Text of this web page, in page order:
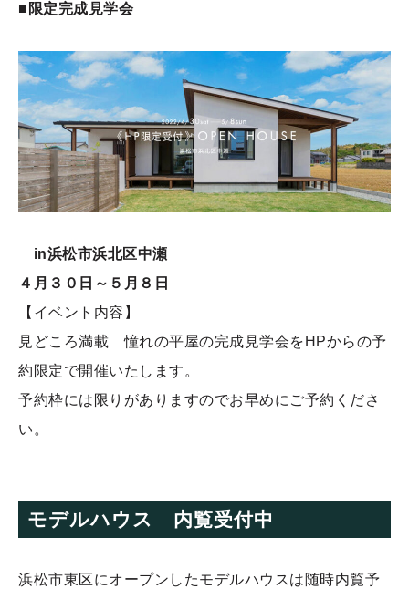
■限定完成見学会
in浜松市浜北区中瀬
４月３０日～５月８日
【イベント内容】
見どころ満載 憧れの平屋の完成見学会をHPからの予
約限定で開催いたします。
予約枠には限りがありますのでお早めにご予約くださ
い。
モデルハウス 内覧受付中
浜松市東区にオープンしたモデルハウスは随時内覧予